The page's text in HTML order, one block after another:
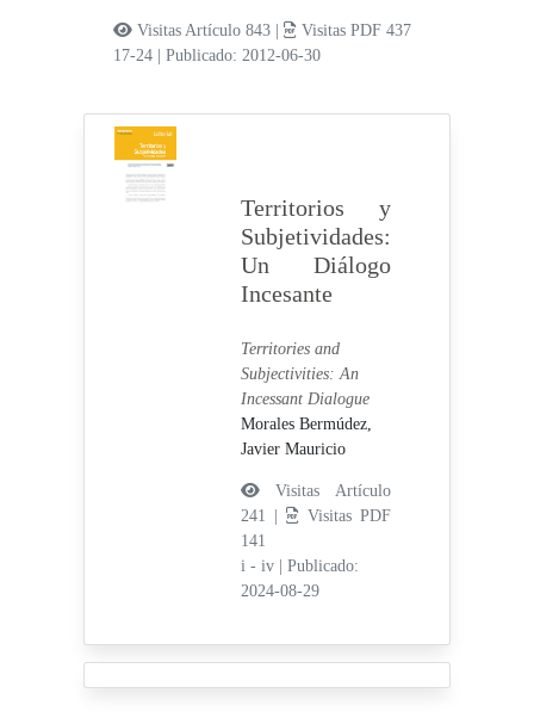
Visitas Artículo 843 |
Visitas PDF 437
17-24
|Publicado: 2012-06-30
Territorios y
Subjetividades:
Un Diálogo
Incesante
Territories and
Subjectivities: An
Incessant Dialogue
Morales Bermúdez,
Javier Mauricio
Visitas Artículo
241 |
Visitas PDF
141
i - iv
Publicado:
2024-08-29